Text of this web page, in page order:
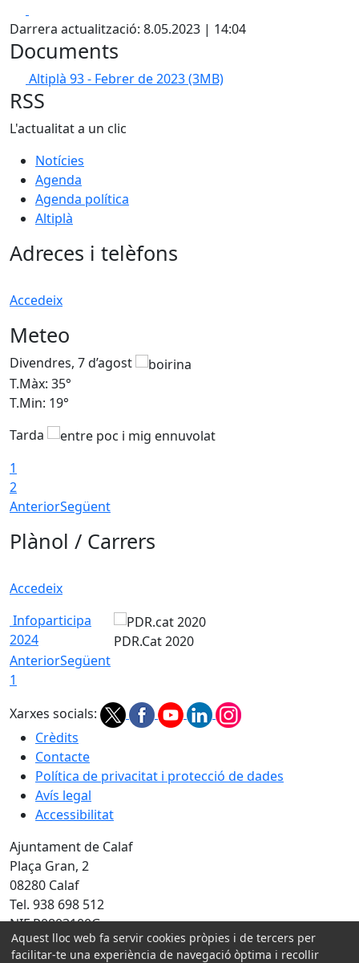
Darrera actualització: 8.05.2023 | 14:04
Documents
Altiplà 93 - Febrer de 2023(3MB)
RSS
L'actualitat a un clic
Notícies
Agenda
Agenda política
Altiplà
Adreces i telèfons
Accedeix
Meteo
Divendres, 7 d’agost
T.Màx: 35°
T.Min: 19°
Tarda
1
2
AnteriorSegüent
Plànol / Carrers
Accedeix
Infoparticipa
2024
PDR.Cat 2020
AnteriorSegüent
1
Xarxes socials:
Crèdits
Contacte
Política de privacitat i protecció de dades
Avís legal
Accessibilitat
Ajuntament de Calaf
Plaça Gran, 2
08280 Calaf
Tel. 938 698 512
NIF P0803100G
Amb la col·laboració de:
Aquest lloc web fa servir cookies pròpies i de tercers per
facilitar-te una experiència de navegació òptima i recollir